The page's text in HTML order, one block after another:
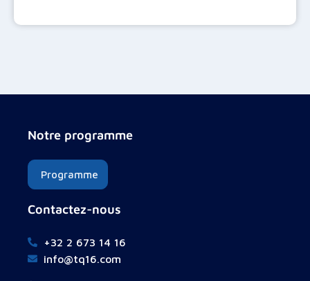
Notre programme
Programme
Contactez-nous
+32 2 673 14 16
info@tq16.com